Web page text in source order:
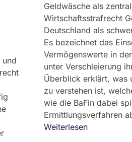
und
Geldwäsche als
Wirtschaftsstrafrecht
Deutschland als
Es bezeichnet das
Vermögenswerte in
unter Verschleierung
Überblick erklärt, was
zu verstehen ist,
wie die BaFin dabei
Ermittlungsverfahren
Weiterlesen